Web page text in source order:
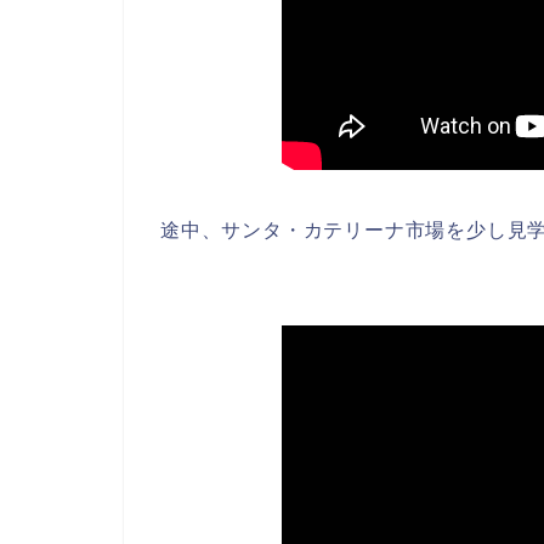
途中、サンタ・カテリーナ市場を少し見